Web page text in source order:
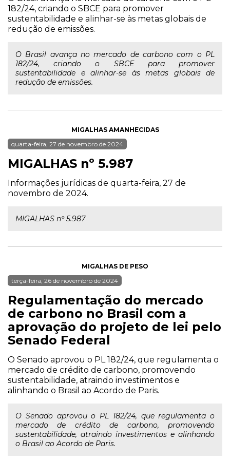
182/24, criando o SBCE para promover
sustentabilidade e alinhar-se às metas globais de
redução de emissões.
O Brasil avança no mercado de carbono com o PL
182/24, criando o SBCE para promover
sustentabilidade e alinhar-se às metas globais de
redução de emissões.
MIGALHAS AMANHECIDAS
quarta-feira, 27 de novembro de 2024
MIGALHAS nº 5.987
Informações jurídicas de quarta-feira, 27 de
novembro de 2024.
MIGALHAS nº 5.987
MIGALHAS DE PESO
terça-feira, 26 de novembro de 2024
Regulamentação do mercado
de carbono no Brasil com a
aprovação do projeto de lei pelo
Senado Federal
O Senado aprovou o PL 182/24, que regulamenta o
mercado de crédito de carbono, promovendo
sustentabilidade, atraindo investimentos e
alinhando o Brasil ao Acordo de Paris.
O Senado aprovou o PL 182/24, que regulamenta o
mercado de crédito de carbono, promovendo
sustentabilidade, atraindo investimentos e alinhando
o Brasil ao Acordo de Paris.